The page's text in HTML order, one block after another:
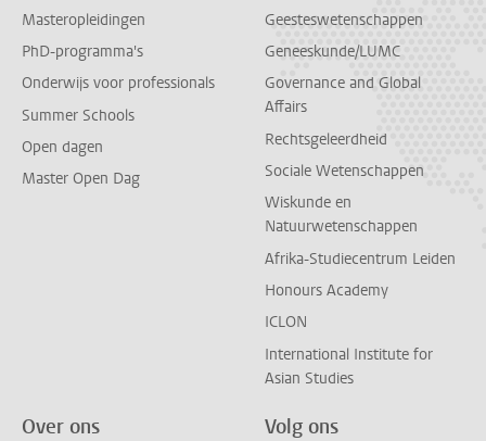
Masteropleidingen
PhD-programma's
Onderwijs voor professionals
Summer Schools
Open dagen
Master Open Dag
Geesteswetenschappen
Geneeskunde/LUMC
Governance and Global
Affairs
Rechtsgeleerdheid
Sociale Wetenschappen
Wiskunde en
Natuurwetenschappen
Afrika-Studiecentrum Leiden
Honours Academy
ICLON
International Institute for
Asian Studies
Over ons Volg ons